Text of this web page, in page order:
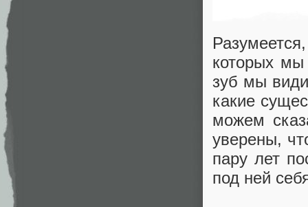
которых мы
зуб мы
какие
можем
уверены,
пару лет
под ней